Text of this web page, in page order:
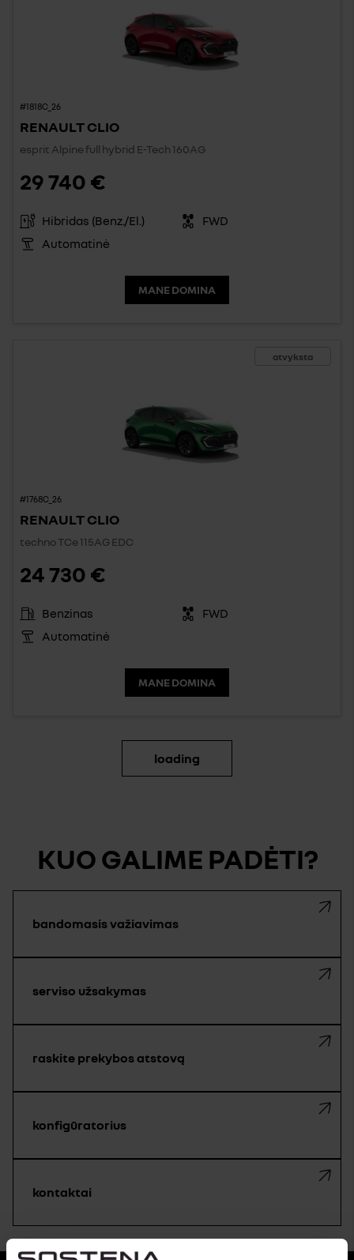
#1818C_26
RENAULT CLIO
esprit Alpine full hybrid E-Tech 160AG
29 740 €
Hibridas (Benz./El.)
FWD
Automatinė
MANE DOMINA
atvyksta
#1768C_26
RENAULT CLIO
techno TCe 115AG EDC
24 730 €
Benzinas
FWD
Automatinė
MANE DOMINA
loading
KUO GALIME PADĖTI?
bandomasis važiavimas
serviso užsakymas
raskite prekybos atstovą
konfigūratorius
kontaktai